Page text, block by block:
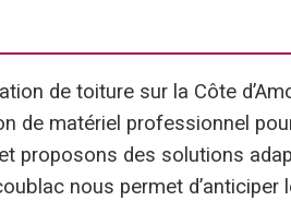
de toiture sur la Côte
de matériel professionnel
proposons des solutions
nous permet